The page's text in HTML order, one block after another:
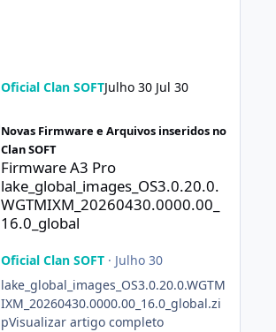
Oficial Clan SOFTJulho 30 Jul 30
Novas Firmware e Arquivos inseridos no
Clan SOFT
Firmware A3 Pro
lake_global_images_OS3.0.20.0.
WGTMIXM_20260430.0000.00_
16.0_global
Oficial Clan SOFT· Julho 30
lake_global_images_OS3.0.20.0.WGTM
IXM_20260430.0000.00_16.0_global.zi
pVisualizar artigo completo